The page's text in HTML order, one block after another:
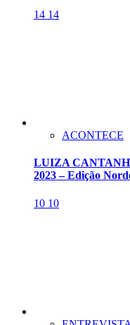
14 14
ACONTECE
LUIZA
2023 – Edição
10 10